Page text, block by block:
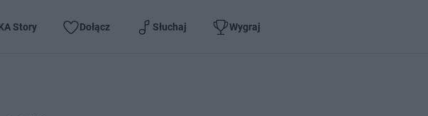
Story Dołącz Słuchaj Wygraj